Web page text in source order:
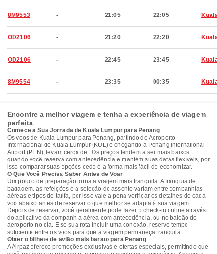
8M9553 - 21:05 22:05
OD2106 - 21:20 22:20
OD2106 - 22:45 23:45
8M9554 - 23:35 00:35
Encontre a melhor viagem e tenha a experiência de viagem
perfeita
Comece a Sua Jornada de Kuala Lumpur para Penang
Os voos de Kuala Lumpur para Penang, partindo de Aeroporto
Internacional de Kuala Lumpur (KUL) e chegando a Penang International
Airport (PEN), levam cerca de . Os preços tendem a ser mais baixos
quando você reserva com antecedência e mantém suas datas flexíveis, por
isso comparar suas opções cedo é a forma mais fácil de economizar.
O Que Você Precisa Saber Antes de Voar
Um pouco de preparação torna a viagem mais tranquila. A franquia de
bagagem, as refeições e a seleção de assento variam entre companhias
aéreas e tipos de tarifa, por isso vale a pena verificar os detalhes de cada
voo abaixo antes de reservar o que melhor se adapta à sua viagem.
Depois de reservar, você geralmente pode fazer o check-in online através
do aplicativo da companhia aérea com antecedência, ou no balcão do
aeroporto no dia. E se sua rota incluir uma conexão, reserve tempo
suficiente entre os voos para que a viagem permaneça tranquila.
Obter o bilhete de avião mais barato para Penang
A Airpaz oferece promoções exclusivas e ofertas especiais, permitindo que